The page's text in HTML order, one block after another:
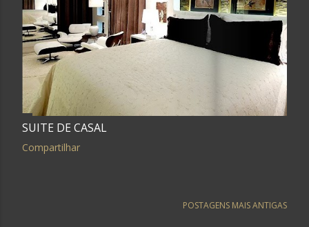
SUITE DE CASAL
Compartilhar
POSTAGENS MAIS ANTIGAS